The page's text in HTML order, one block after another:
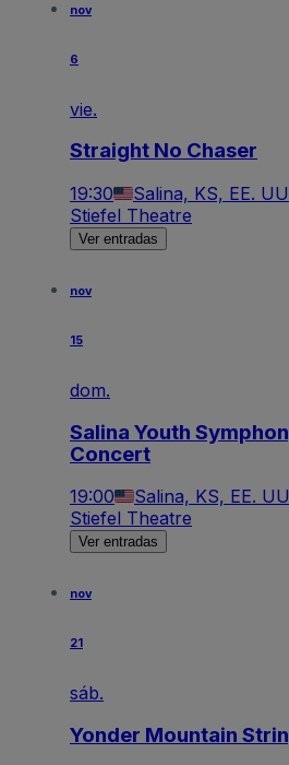
nov
6
vie.
Straight No Chaser
19:30 Salina, KS, EE.
Stiefel Theatre
Ver entradas
nov
15
dom.
Salina Youth
Concert
19:00 Salina, KS, EE.
Stiefel Theatre
Ver entradas
nov
21
sáb.
Yonder Mountain